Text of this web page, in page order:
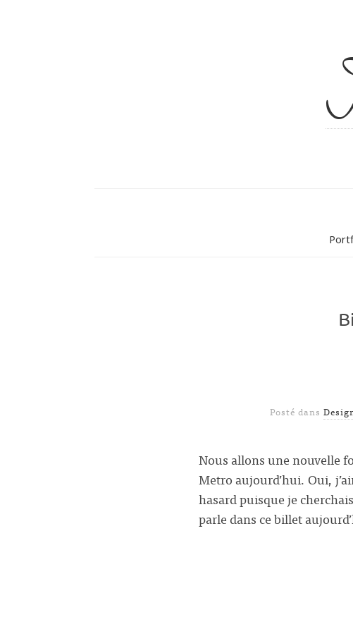
Posté dans
Nous allons une nouvelle
Metro aujourd’hui. Oui,
hasard puisque je
parle dans ce billet